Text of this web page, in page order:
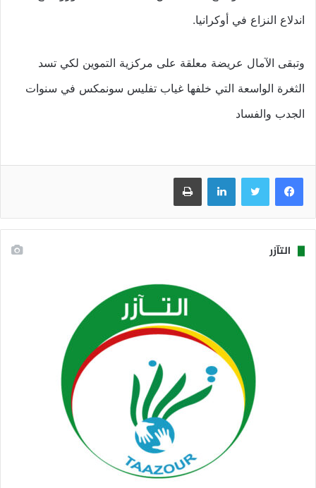
اندلاع النزاع في أوكرانيا.
وتبقى الآمال عريضة معلقة على مركزية التموين لكي تسد
الثغرة الواسعة التي خلفها غياب تفليس سونمكس في سنوات
الجدب والفساد
فيسبوك تويتر لينكدإن طباعة
التآزر